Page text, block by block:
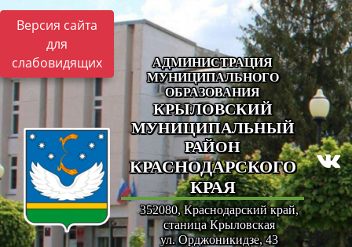
Версия сайта
для
слабовидящих
АДМИНИСТРАЦИЯ
МУНИЦИПАЛЬНОГО
ОБРАЗОВАНИЯ
КРЫЛОВСКИЙ
МУНИЦИПАЛЬНЫЙ
РАЙОН
КРАСНОДАРСКОГО
КРАЯ
352080, Краснодарский край,
станица Крыловская
ул. Орджоникидзе, 43